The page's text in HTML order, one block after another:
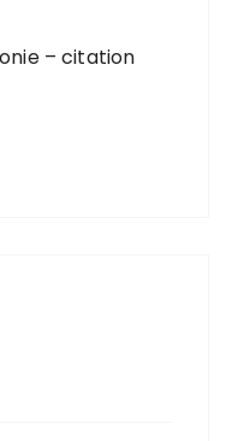
– citation